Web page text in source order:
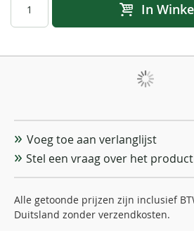
In
Voeg toe aan verlanglijst
Stel een vraag over het product
Alle getoonde prijzen zijn inclusief
Duitsland zonder verzendkosten.